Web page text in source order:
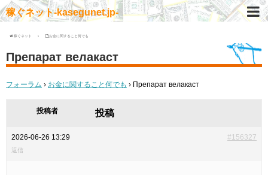
稼ぐネット-kasegunet.jp-
稼ぐネット お金に関すること何でも
Препарат велакаст
フォーラム › お金に関すること何でも › Препарат велакаст
投稿者 投稿
2026-06-26 13:29 #156327
返信